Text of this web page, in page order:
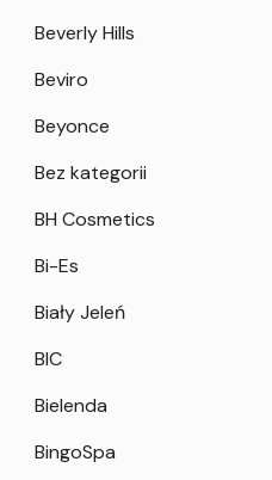
Beverly Hills
Beviro
Beyonce
Bez kategorii
BH Cosmetics
Bi-Es
Biały Jeleń
BIC
Bielenda
BingoSpa